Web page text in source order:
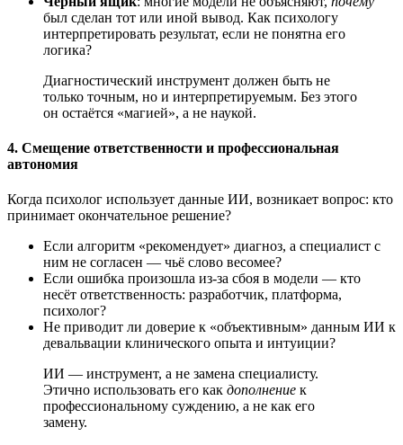
был сделан тот или иной вывод. Как психологу
интерпретировать результат, если не понятна его
логика?
Диагностический инструмент должен быть не
только точным, но и интерпретируемым. Без этого
он остаётся «магией», а не наукой.
4. Смещение ответственности и профессиональная
автономия
Когда психолог использует данные ИИ, возникает вопрос: кто
принимает окончательное решение?
Если алгоритм «рекомендует» диагноз, а специалист с
ним не согласен — чьё слово весомее?
Если ошибка произошла из-за сбоя в модели — кто
несёт ответственность: разработчик, платформа,
психолог?
Не приводит ли доверие к «объективным» данным ИИ к
девальвации клинического опыта и интуиции?
ИИ — инструмент, а не замена специалисту.
Этично использовать его как дополнение к
профессиональному суждению, а не как его
замену.